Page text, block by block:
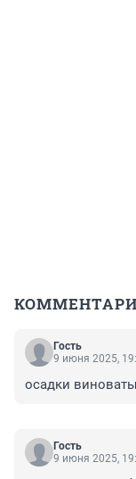
Гость
9 июня 2025,
осадки
Гость
9 июня 2025,